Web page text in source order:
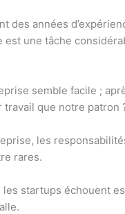
des années
une tâche
semble facile ;
que notre patron
les
rares.
startups échouent